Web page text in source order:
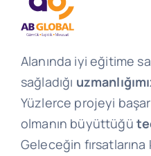
Alanında iyi eğitime
sağladığı
Yüzlerce projeyi
olmanın büyüttüğü
Geleceğin fırsatlarına